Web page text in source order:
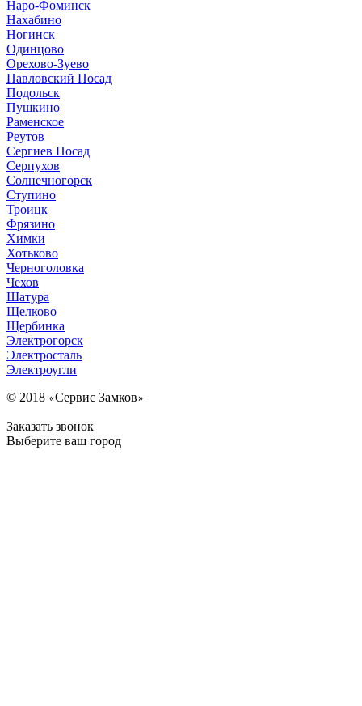
Наро-Фоминск
Нахабино
Ногинск
Одинцово
Орехово-Зуево
Павловский Посад
Подольск
Пушкино
Раменское
Реутов
Сергиев Посад
Серпухов
Солнечногорск
Ступино
Троицк
Фрязино
Химки
Хотьково
Черноголовка
Чехов
Шатура
Щелково
Щербинка
Электрогорск
Электросталь
Электроугли
© 2018 «Сервис Замков»
Заказать звонок
Выберите ваш город